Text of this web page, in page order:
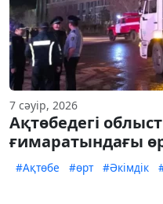
7 сәуір, 2026
Ақтөбедегі
ғимаратындағы
#Ақтөбе #өрт #Әкімдік